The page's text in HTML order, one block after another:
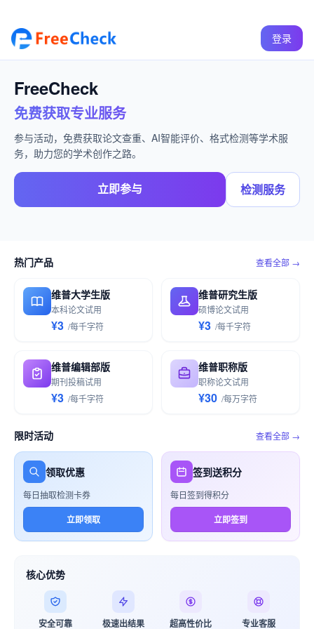
登录
FreeCheck
免费获取专业服务
参与活动，免费获取论文查重、AI智能评价、格式检测等学术服
务，助力您的学术创作之路。
立即参与 检测服务
热门产品 查看全部 →
维普大学生版
本科论文试用
¥3 /每千字符
维普研究生版
硕博论文试用
¥3 /每千字符
维普编辑部版
期刊投稿试用
¥3 /每千字符
维普职称版
职称论文试用
¥30 /每万字符
限时活动 查看全部 →
领取优惠
每日抽取检测卡券
立即领取
签到送积分
每日签到得积分
立即签到
核心优势
安全可靠 极速出结果 超高性价比 专业客服